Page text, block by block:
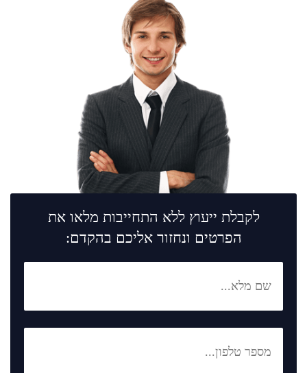
לקבלת ייעוץ ללא התחייבות מלאו את
הפרטים ונחזור אליכם בהקדם: